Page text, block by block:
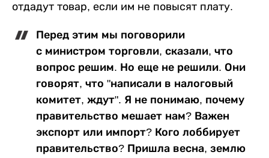
отдадут товар, если им не повысят плату.
Перед этим мы поговорили
с министром торговли, сказали, что
вопрос решим. Но еще не решили. Они
говорят, что "написали в налоговый
комитет, ждут". Я не понимаю, почему
правительство мешает нам? Важен
экспорт или импорт? Кого лоббирует
правительство? Пришла весна, землю